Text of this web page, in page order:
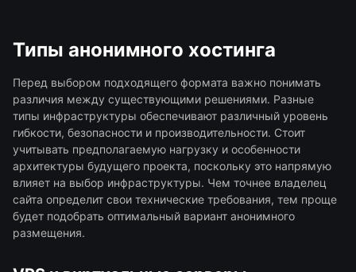
Типы анонимного хостинга
Перед выбором подходящего формата важно понимать
различия между существующими решениями. Разные
типы инфраструктуры обеспечивают различный уровень
гибкости, безопасности и производительности. Стоит
учитывать предполагаемую нагрузку и особенности
архитектуры будущего проекта, поскольку это напрямую
влияет на выбор инфраструктуры. Чем точнее владелец
сайта определит свои технические требования, тем проще
будет подобрать оптимальный вариант анонимного
размещения.